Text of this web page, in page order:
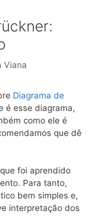
Viana
Diagrama de
é esse diagrama,
como ele é
que dê
foi aprendido
Para tanto,
bem simples e,
interpretação dos